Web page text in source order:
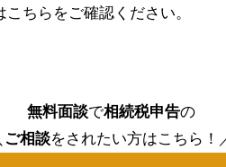
ちらをご確認ください。
無料面談で相続税申告の
ご相談をされたい方はこちら！